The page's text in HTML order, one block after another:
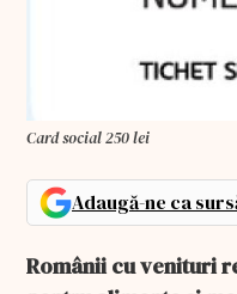
Card social 250 lei
Adaugă-ne ca
Românii cu venituri